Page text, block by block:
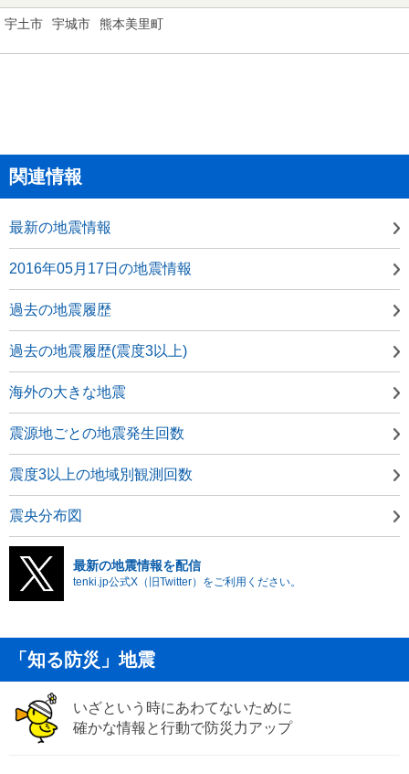
宇土市 宇城市 熊本美里町
関連情報
最新の地震情報
2016年05月17日の地震情報
過去の地震履歴
過去の地震履歴(震度3以上)
海外の大きな地震
震源地ごとの地震発生回数
震度3以上の地域別観測回数
震央分布図
最新の地震情報を配信
tenki.jp公式X（旧Twitter）をご利用ください。
「知る防災」地震
いざという時にあわてないために
確かな情報と行動で防災力アップ